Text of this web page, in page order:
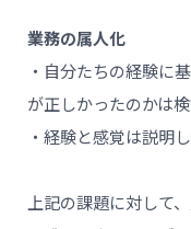
業務の属人化
・自分たちの経験に
が正しかったのかは
・経験と感覚は説明
上記の課題に対して